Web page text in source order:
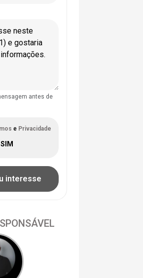
antes de
e Privacidade
interesse